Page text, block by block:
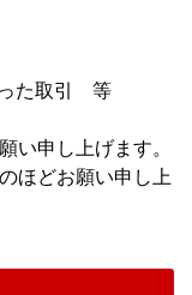
った取引 等
い申し上げます。
ほどお願い申し上